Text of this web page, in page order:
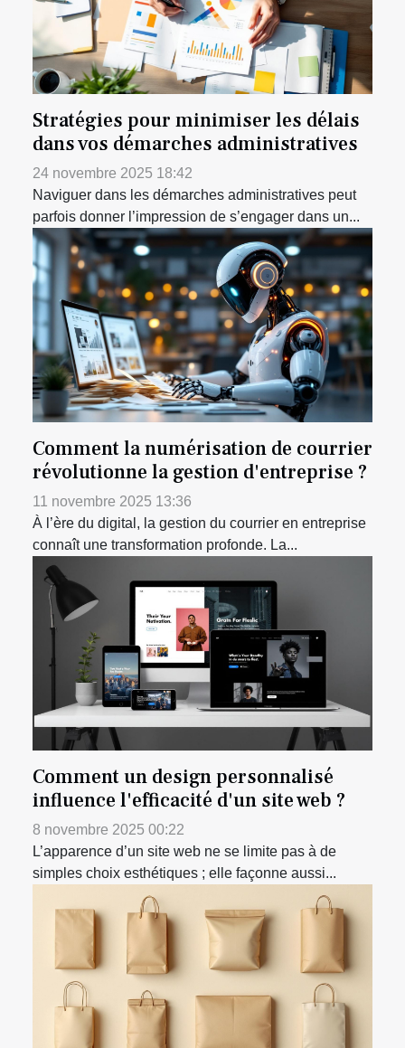
Stratégies pour minimiser les délais
dans vos démarches administratives
24 novembre 2025 18:42
Naviguer dans les démarches administratives peut
parfois donner l’impression de s’engager dans un...
Comment la numérisation de courrier
révolutionne la gestion d'entreprise ?
11 novembre 2025 13:36
À l’ère du digital, la gestion du courrier en entreprise
connaît une transformation profonde. La...
Comment un design personnalisé
influence l'efficacité d'un site web ?
8 novembre 2025 00:22
L’apparence d’un site web ne se limite pas à de
simples choix esthétiques ; elle façonne aussi...